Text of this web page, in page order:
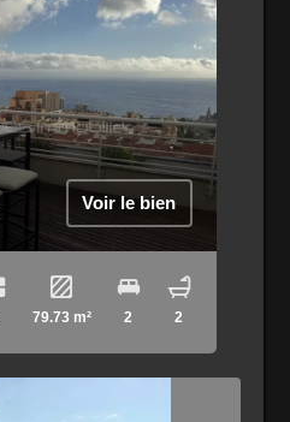
Voir le bien
79.73 m² 2 2